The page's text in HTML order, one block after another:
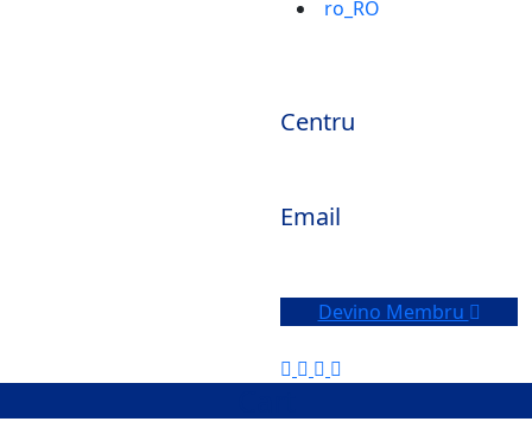
Centru
Email
Devino Membru